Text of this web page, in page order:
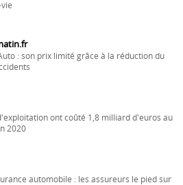
: son prix limité grâce à la réduction du
ont coûté 1,8 milliard d'euros au
2020
automobile : les assureurs le pied sur